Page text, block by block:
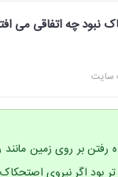
نبود چه اتفاقی می
سایت
رفتن بر روی زمین
تر بود اگر نیروی